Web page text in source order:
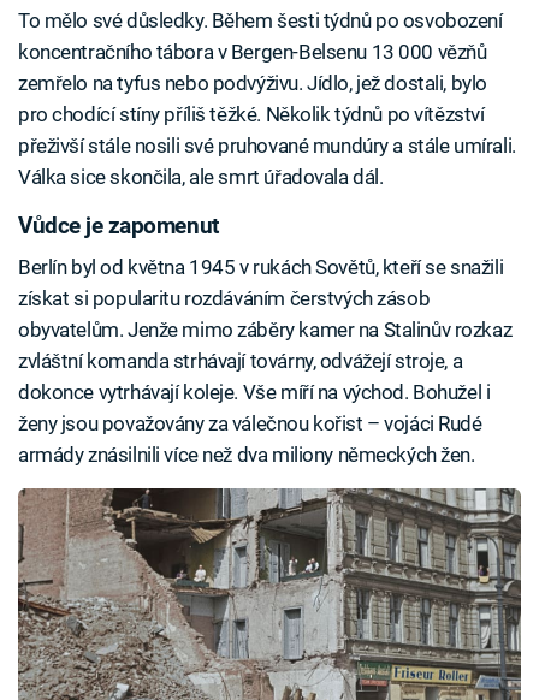
To mělo své důsledky. Během šesti týdnů po osvobození
koncentračního tábora v Bergen-Belsenu 13 000 vězňů
zemřelo na tyfus nebo podvýživu. Jídlo, jež dostali, bylo
pro chodící stíny příliš těžké. Několik týdnů po vítězství
přeživší stále nosili své pruhované mundúry a stále umírali.
Válka sice skončila, ale smrt úřadovala dál.
Vůdce je zapomenut
Berlín byl od května 1945 v rukách Sovětů, kteří se snažili
získat si popularitu rozdáváním čerstvých zásob
obyvatelům. Jenže mimo záběry kamer na Stalinův rozkaz
zvláštní komanda strhávají továrny, odvážejí stroje, a
dokonce vytrhávají koleje. Vše míří na východ. Bohužel i
ženy jsou považovány za válečnou kořist – vojáci Rudé
armády znásilnili více než dva miliony německých žen.